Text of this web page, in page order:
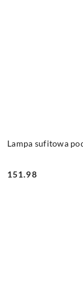
Lampa sufitowa
Cena:
151.98